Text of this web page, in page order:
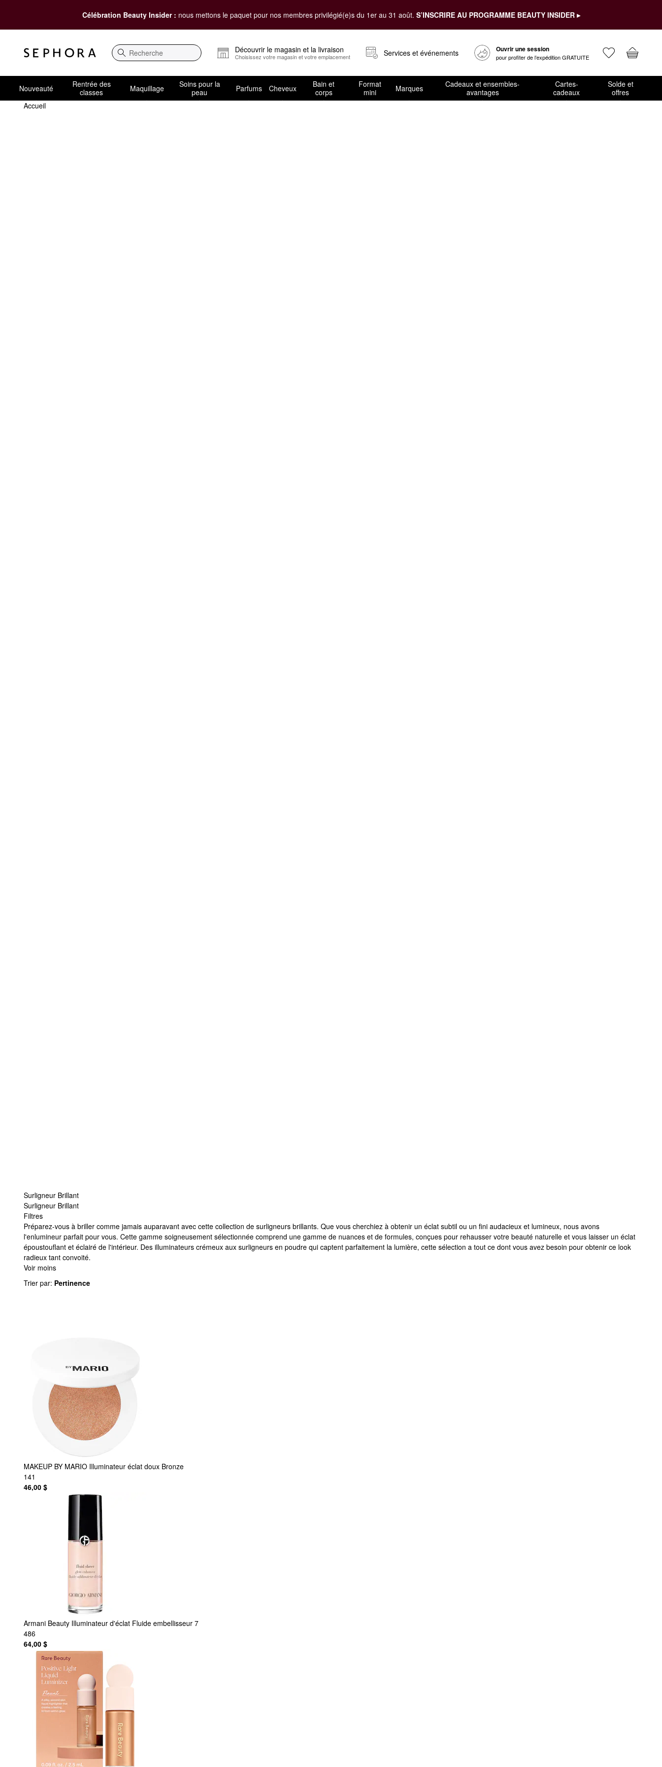
Célébration Beauty Insider : nous mettons le paquet pour nos membres privilégié(e)s du 1er au 31 août. S’INSCRIRE AU PROGRAMME BEAUTY INSIDER ▸
Recherche
Découvrir le magasin et la livraison
Choisissez votre magasin et votre emplacement Services et événements Ouvrir une session
pour profiter de l’expédition GRATUITE
Nouveauté
Rentrée des
classes
Maquillage
Soins pour la
peau
Parfums Cheveux
Bain et
corps
Format
mini
Marques
Cadeaux et ensembles-
avantages
Cartes-
cadeaux
Solde et
offres
Accueil
Surligneur Brillant
Surligneur Brillant
Filtres
Surligneur Brillant
Préparez-vous à briller comme jamais auparavant avec cette collection de surligneurs brillants. Que vous cherchiez à obtenir un éclat subtil ou un fini audacieux et lumineux, nous avons
l'enlumineur parfait pour vous. Cette gamme soigneusement sélectionnée comprend une gamme de nuances et de formules, conçues pour rehausser votre beauté naturelle et vous laisser un éclat
époustouflant et éclairé de l'intérieur. Des illuminateurs crémeux aux surligneurs en poudre qui captent parfaitement la lumière, cette sélection a tout ce dont vous avez besoin pour obtenir ce look
radieux tant convoité.
Voir moins
Trier par: Pertinence
MAKEUP BY MARIO Illuminateur éclat doux Bronze
141
46,00 $
Armani Beauty Illuminateur d'éclat Fluide embellisseur 7
486
64,00 $